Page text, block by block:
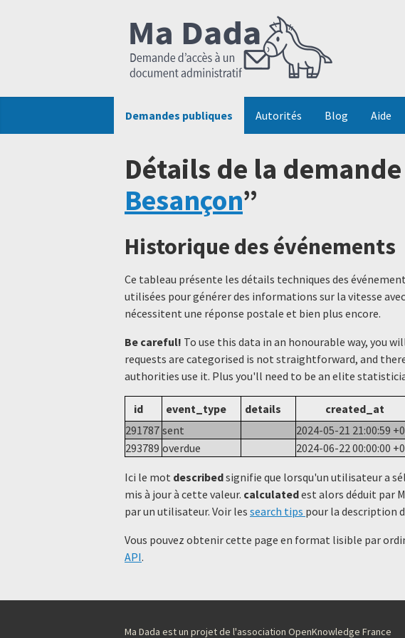
Demandes publiques Autorités Blog Aide
Détails de la demande
Besançon”
Historique des événements
Ce tableau présente les détails techniques des
utilisées pour générer des informations sur la vitesse
nécessitent une réponse postale et bien plus encore.
Be careful! To use this data in an honourable way, you
requests are categorised is not straightforward, and
authorities use it. Plus you'll need to be an elite
id event_type details created_at
291787 sent 2024-05-21 21:00:59
293789 overdue 2024-06-22 00:00:00
Ici le mot describedsignifie que lorsqu'un utilisateur a
mis à jour à cette valeur. calculatedest alors déduit par
par un utilisateur. Voir les search tips pour la description
Vous pouvez obtenir cette page en format lisible par
API.
Ma Dada est un projet de l'association OpenKnowledge France